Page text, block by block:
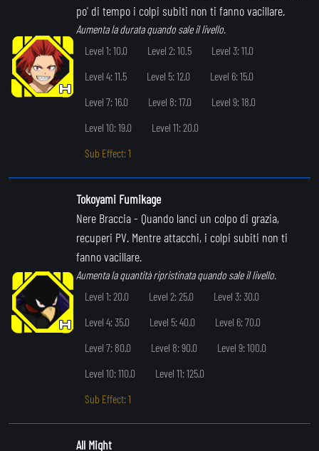
po' di tempo i colpi subiti non ti fanno vacillare.
Aumenta la durata quando sale il livello.
Level 1: 10.0
Level 2: 10.5
Level 3: 11.0
Level 4: 11.5
Level 5: 12.0
Level 6: 15.0
Level 7: 16.0
Level 8: 17.0
Level 9: 18.0
Level 10: 19.0
Level 11: 20.0
Sub Effect: 1
Tokoyami Fumikage
Nere Braccia- Quando lanci un colpo di grazia,
recuperi PV. Mentre attacchi, i colpi subiti non ti
fanno vacillare.
Aumenta la quantità ripristinata quando sale il livello.
Level 1: 20.0
Level 2: 25.0
Level 3: 30.0
Level 4: 35.0
Level 5: 40.0
Level 6: 70.0
Level 7: 80.0
Level 8: 90.0
Level 9: 100.0
Level 10: 110.0
Level 11: 125.0
Sub Effect: 1
All Might